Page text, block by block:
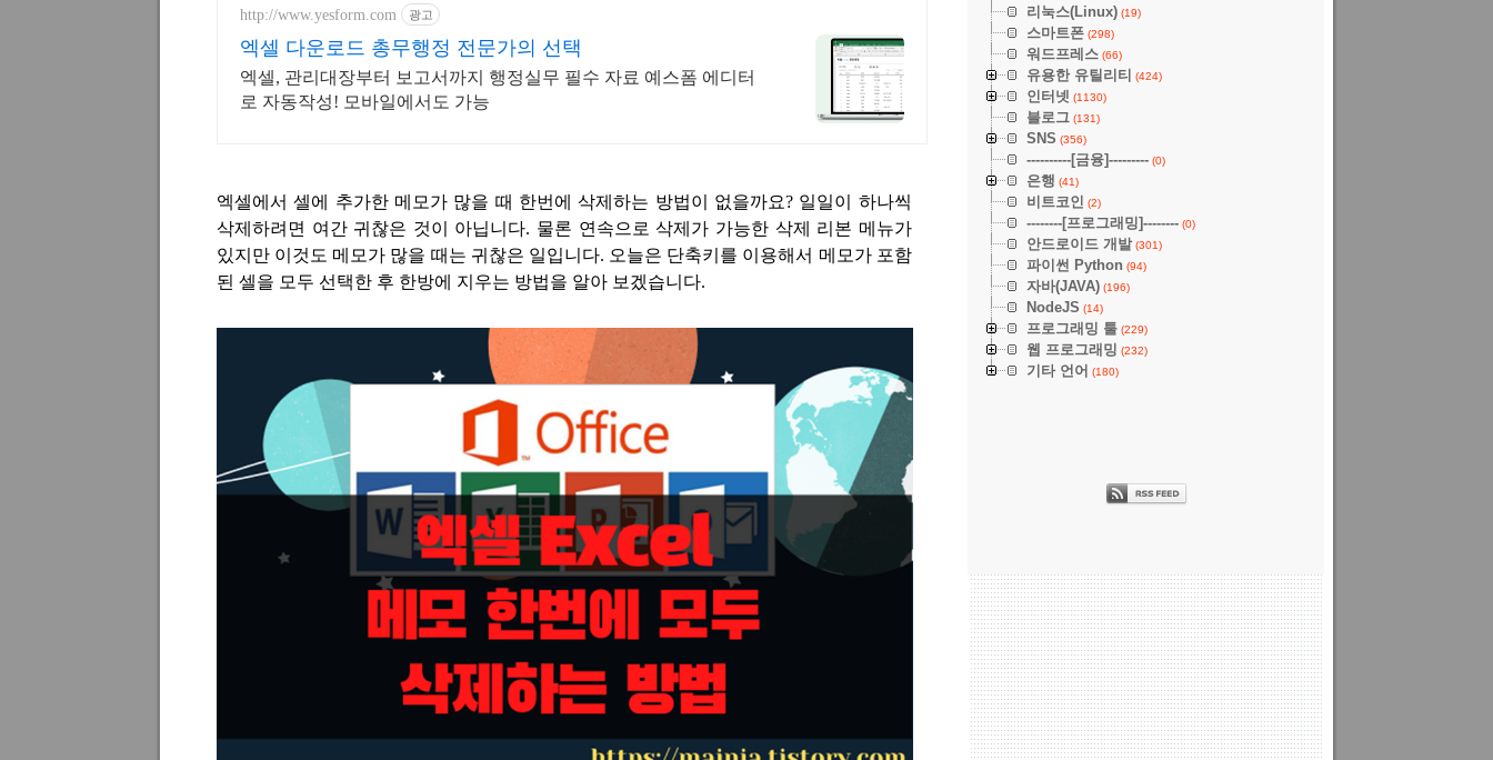
http://www.yesform.com 광고
엑셀 다운로드 총무행정 전문가의 선택
엑셀, 관리대장부터 보고서까지 행정실무 필수 자료 예스폼 에디터
로 자동작성! 모바일에서도 가능
엑셀에서 셀에 추가한 메모가 많을 때 한번에 삭제하는 방법이 없을까요? 일일이 하나씩
삭제하려면 여간 귀찮은 것이 아닙니다. 물론 연속으로 삭제가 가능한 삭제 리본 메뉴가
있지만 이것도 메모가 많을 때는 귀찮은 일입니다. 오늘은 단축키를 이용해서 메모가 포함
된 셀을 모두 선택한 후 한방에 지우는 방법을 알아 보겠습니다.
리눅스(Linux) (19)
스마트폰 (298)
워드프레스 (66)
유용한 유틸리티 (424)
인터넷 (1130)
블로그 (131)
SNS (356)
----------[금융]--------- (0)
은행 (41)
비트코인 (2)
--------[프로그래밍]-------- (0)
안드로이드 개발(301)
파이썬 Python (94)
자바(JAVA) (196)
NodeJS (14)
프로그래밍 툴 (229)
웹 프로그래밍 (232)
기타 언어 (180)